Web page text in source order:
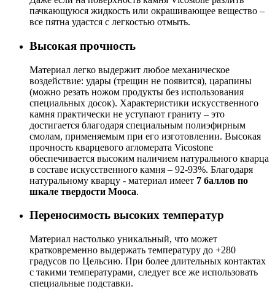
пачкающуюся жидкость или окрашивающее вещество –
все пятна удастся с легкостью отмыть.
Высокая прочность
Материал легко выдержит любое механическое
воздействие: удары (трещин не появится), царапины
(можно резать ножом продукты без использования
специальных досок). Характеристики искусственного
камня практически не уступают граниту – это
достигается благодаря специальным полиэфирным
смолам, применяемым при его изготовлении. Высокая
прочность кварцевого агломерата Vicostone
обеспечивается высоким наличием натурального кварца
в составе искусственного камня – 92-93%. Благодаря
натуральному кварцу - материал имеет 7 баллов по
шкале твердости Мооса.
Переносимость высоких температур
Материал настолько уникальный, что может
кратковременно выдержать температуру до +280
градусов по Цельсию. При более длительных контактах
с такими температурами, следует все же использовать
специальные подставки.